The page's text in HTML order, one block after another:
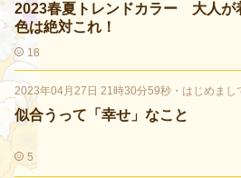
2023春夏トレンドカラー 大人が
色は絶対これ！
18
2023年04月27日 21時30分59秒 ・ はじめまし
似合うって「幸せ」なこと
5